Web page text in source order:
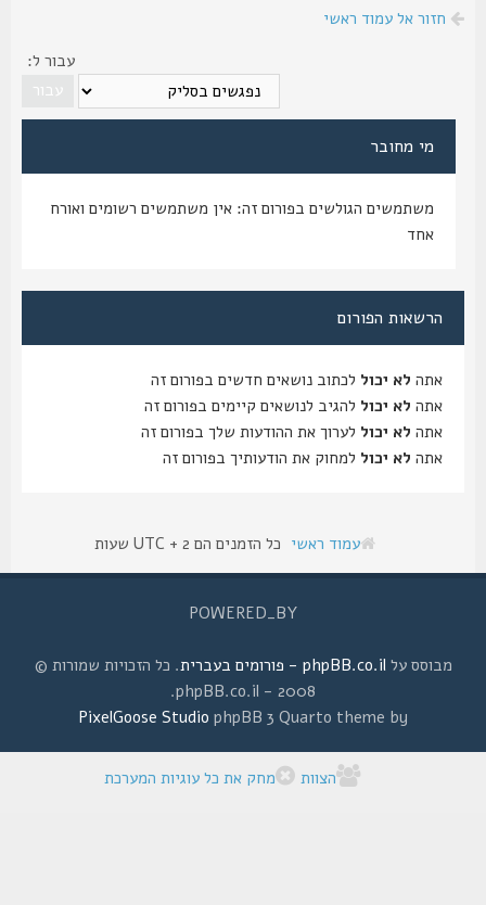
חזור אל עמוד ראשי
עבור ל:
מי מחובר
משתמשים הגולשים בפורום זה: אין משתמשים רשומים ואורח
הרשאות הפורום
לא יכול לכתוב נושאים חדשים בפורום זה
לא יכול להגיב לנושאים קיימים בפורום זה
לא יכול לערוך את ההודעות שלך בפורום זה
לא יכול למחוק את הודעותיך בפורום זה
עמוד ראשי כל הזמנים הם UTC + 2 שעות
POWERED_BY
מבוסס עלphpBB.co.il - פורומים בעברית
. כל הזכויות שמורות ©
2008 - phpBB.co.il.
phpBB 3 Quarto theme by
PixelGoose Studio
הצוות מחק את כל עוגיות המערכת